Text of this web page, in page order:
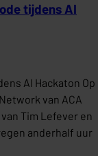
tijdens AI
AI Hackaton Op
van ACA
Tim Lefever en
anderhalf uur